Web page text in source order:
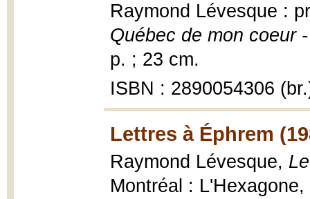
Raymond Lévesque :
Québec de mon coeur
p. ; 23 cm.
ISBN : 2890054306
Lettres à Éphrem
Raymond Lévesque,
Montréal :